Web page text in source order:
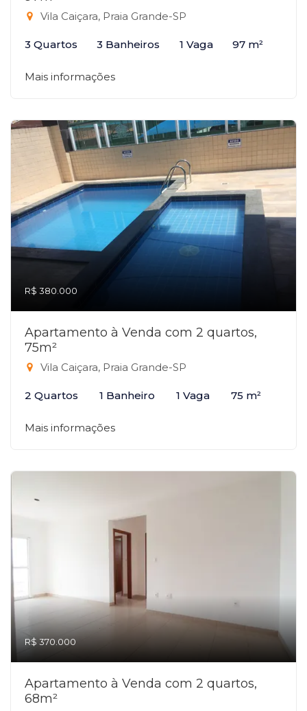
Vila Caiçara, Praia Grande-SP
3 Quartos 3 Banheiros 1 Vaga 97 m²
Mais informações
R$ 380.000
Apartamento à Venda com 2 quartos,
75m²
Vila Caiçara, Praia Grande-SP
2 Quartos 1 Banheiro 1 Vaga 75 m²
Mais informações
R$ 370.000
Apartamento à Venda com 2 quartos,
68m²